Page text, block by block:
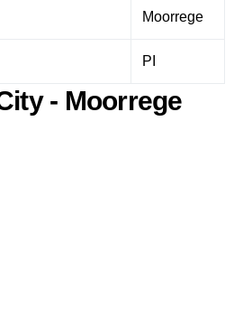
Moorrege
PI
- Moorrege